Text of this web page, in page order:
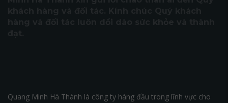
Quang Minh Hà Thành là công ty hàng đầu trong lĩnh vực cho